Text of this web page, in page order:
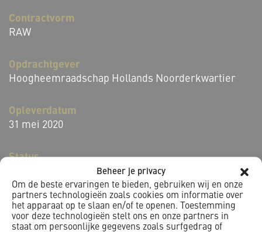
Beheer je privacy
Om de beste ervaringen te bieden, gebruiken wij en onze
partners technologieën zoals cookies om informatie over
het apparaat op te slaan en/of te openen. Toestemming
voor deze technologieën stelt ons en onze partners in
staat om persoonlijke gegevens zoals surfgedrag of
Contractvorm
RAW
Opdrachtgever
Hoogheemraadschap Hollands Noorderkwartier
Opleverdatum
31 mei 2020
Status
Locatie
Den Helder